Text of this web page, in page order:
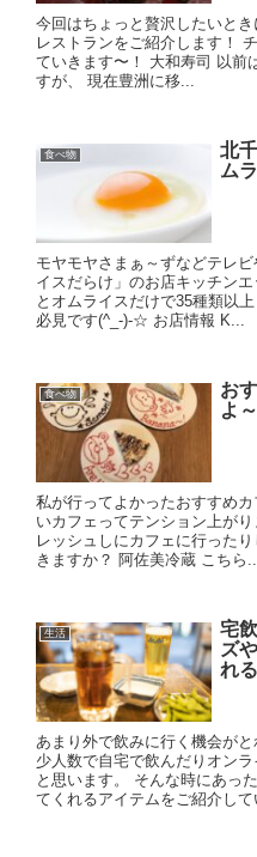
今回はちょっと贅沢したいと
レストランをご紹介します！
ていきます〜！ 大和寿司 以前
すが、 現在豊洲に移...
食べ物
北
ム
モヤモヤさまぁ～ずなどテレ
イスだらけ」のお店キッチン
とオムライスだけで35種類以
必見です(^_-)-☆ お店情報 K...
食べ物
お
よ
私が行ってよかったおすすめ
いカフェってテンション上が
レッシュしにカフェに行った
きますか？ 阿佐美冷蔵 こちら
生活
宅
ズ
れ
あまり外で飲みに行く機会が
少人数で自宅で飲んだりオン
と思います。 そんな時にあっ
てくれるアイテムをご紹介し